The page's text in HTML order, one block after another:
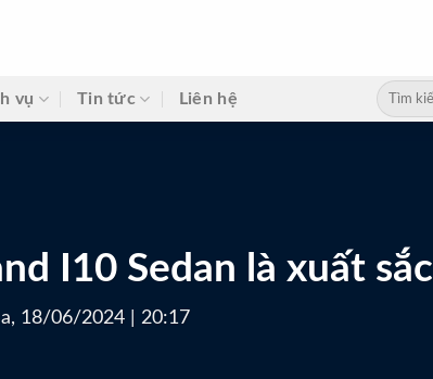
vụ Tin tức Liên hệ
Tìm
kiếm:
I10 Sedan là xuất sắc
18/06/2024 | 20:17